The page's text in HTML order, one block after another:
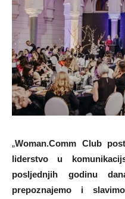
„Woman.Comm Club
liderstvo u
posljednjih godinu
prepoznajemo i